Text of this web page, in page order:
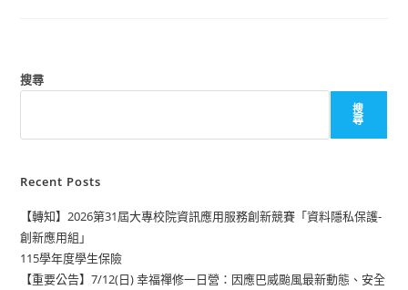
搜尋
搜
尋
Recent Posts
【轉知】2026第31屆大專校院資訊應用服務創新競賽「資料隱私保護-
創新應用組」
115學年度學生保險
【重要公告】7/12(日) 幸福禪修一日營：因應巴威颱風最新動態、安全